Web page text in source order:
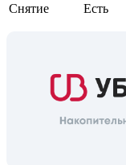
Снятие
Есть